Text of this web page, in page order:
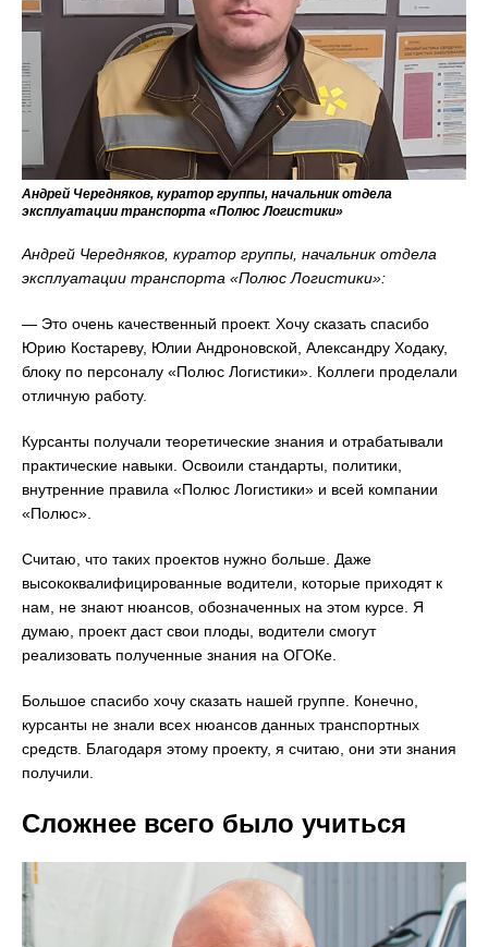
Андрей Чередняков, куратор группы, начальник отдела
эксплуатации транспорта «Полюс Логистики»
Андрей Чередняков, куратор группы, начальник отдела
эксплуатации транспорта «Полюс Логистики»:
— Это очень качественный проект. Хочу сказать спасибо
Юрию Костареву, Юлии Андроновской, Александру Ходаку,
блоку по персоналу «Полюс Логистики». Коллеги проделали
отличную работу.
Курсанты получали теоретические знания и отрабатывали
практические навыки. Освоили стандарты, политики,
внутренние правила «Полюс Логистики» и всей компании
«Полюс».
Считаю, что таких проектов нужно больше. Даже
высококвалифицированные водители, которые приходят к
нам, не знают нюансов, обозначенных на этом курсе. Я
думаю, проект даст свои плоды, водители смогут
реализовать полученные знания на ОГОКе.
Большое спасибо хочу сказать нашей группе. Конечно,
курсанты не знали всех нюансов данных транспортных
средств. Благодаря этому проекту, я считаю, они эти знания
получили.
Сложнее всего было учиться